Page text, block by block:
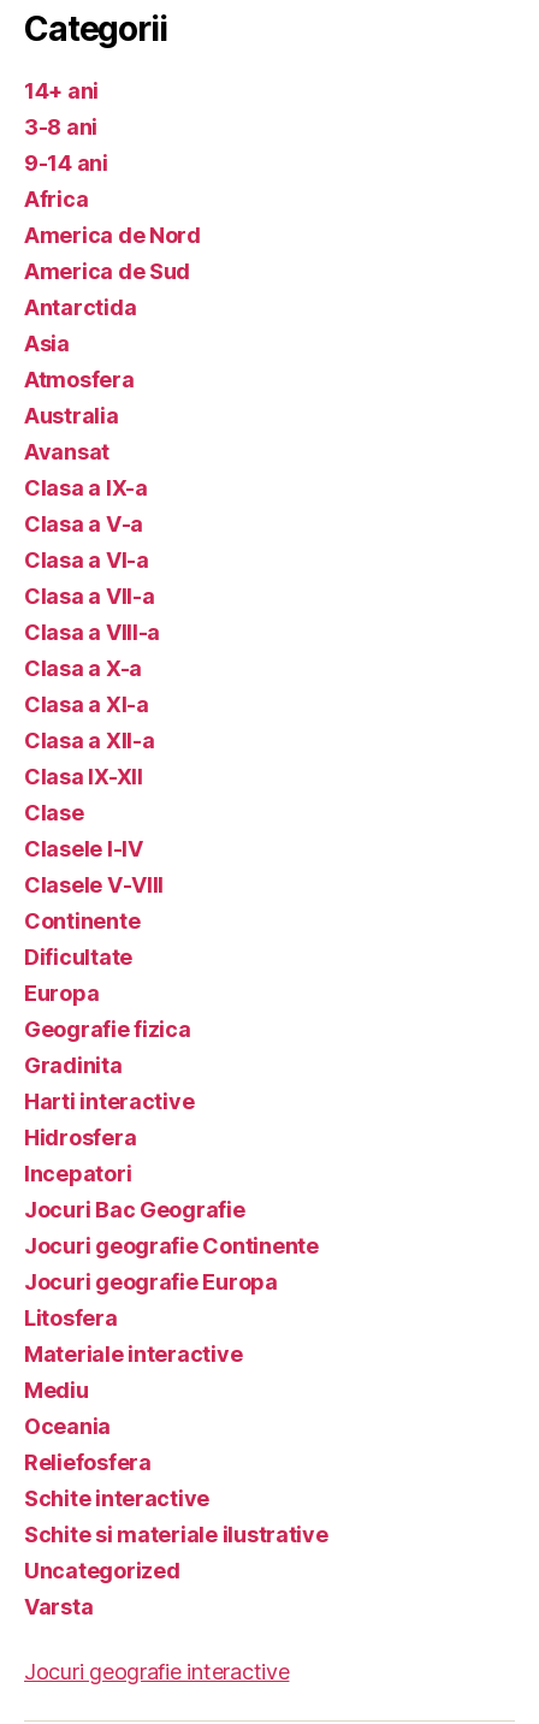
Categorii
14+ ani
3-8 ani
9-14 ani
Africa
America de Nord
America de Sud
Antarctida
Asia
Atmosfera
Australia
Avansat
Clasa a IX-a
Clasa a V-a
Clasa a VI-a
Clasa a VII-a
Clasa a VIII-a
Clasa a X-a
Clasa a XI-a
Clasa a XII-a
Clasa IX-XII
Clase
Clasele I-IV
Clasele V-VIII
Continente
Dificultate
Europa
Geografie fizica
Gradinita
Harti interactive
Hidrosfera
Incepatori
Jocuri Bac Geografie
Jocuri geografie Continente
Jocuri geografie Europa
Litosfera
Materiale interactive
Mediu
Oceania
Reliefosfera
Schite interactive
Schite si materiale ilustrative
Uncategorized
Varsta
Jocuri geografie interactive